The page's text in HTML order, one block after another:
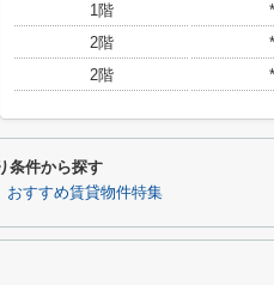
1階
2階
2階
条件から探す
おすすめ賃貸物件特集